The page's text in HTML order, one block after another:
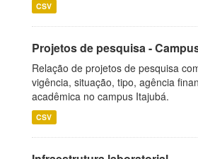
CSV
Projetos de pesquisa -
Relação de projetos de pesquisa
vigência, situação, tipo, agência
acadêmica no campus Itajubá.
CSV